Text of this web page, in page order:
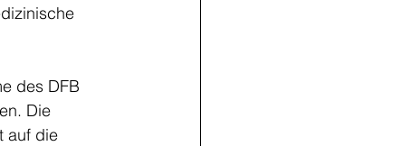
des DFB
Die
auf die